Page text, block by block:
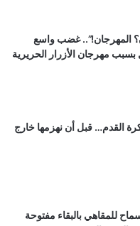
المهرجان!”.. غضب واسع
مهرجان الأزرار الحريرية
القدم… قبل أن نهزمها خارج
للمقاهي بالبقاء مفتوحة